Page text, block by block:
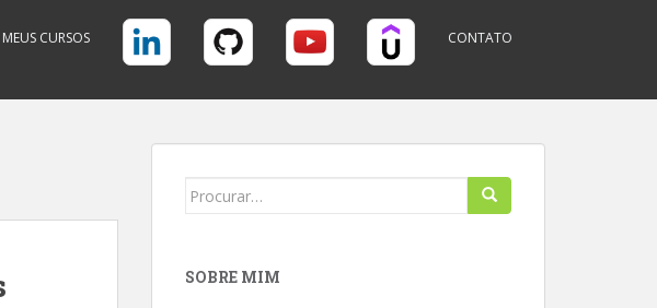
MEUS CURSOS CONTATO
Search
SOBRE MIM